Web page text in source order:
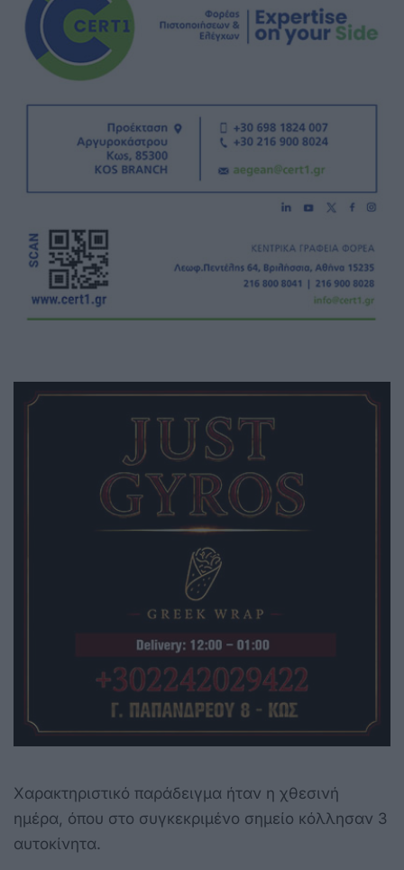
Χαρακτηριστικό παράδειγμα ήταν η χθεσινή
ημέρα, όπου στο συγκεκριμένο σημείο κόλλησαν 3
αυτοκίνητα.